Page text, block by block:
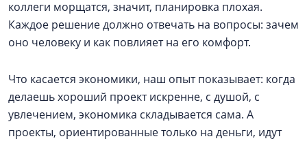
коллеги морщатся, значит, планировка плохая.
Каждое решение должно отвечать на вопросы: зачем
оно человеку и как повлияет на его комфорт.
Что касается экономики, наш опыт показывает: когда
делаешь хороший проект искренне, с душой, с
увлечением, экономика складывается сама. А
проекты, ориентированные только на деньги, идут